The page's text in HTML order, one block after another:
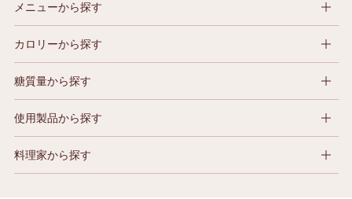
メニューから探す
カロリーから探す
糖質量から探す
使用製品から探す
料理家から探す